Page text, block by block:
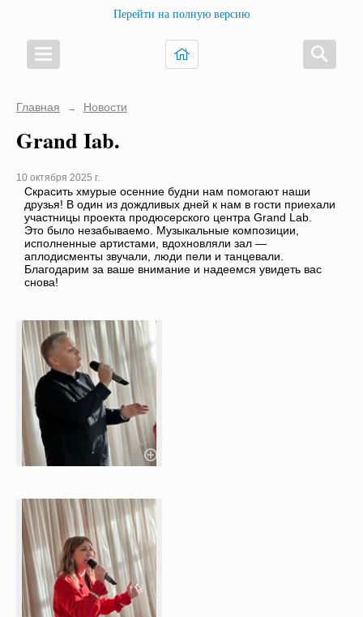
Перейти на полную версию
Главная → Новости
Grand Iab.
10 октября 2025 г.
Скрасить хмурые осенние будни нам помогают наши
друзья! В один из дождливых дней к нам в гости приехали
участницы проекта продюсерского центра Grand Lab.
Это было незабываемо. Музыкальные композиции,
исполненные артистами, вдохновляли зал —
аплодисменты звучали, люди пели и танцевали.
Благодарим за ваше внимание и надеемся увидеть вас
снова!